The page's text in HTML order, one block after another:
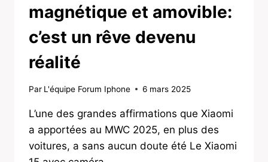
magnétique et amovible:
c’est un rêve devenu
réalité
Par L'équipe Forum Iphone 6 mars 2025
L’une des grandes affirmations que Xiaomi
a apportées au MWC 2025, en plus des
voitures, a sans aucun doute été Le Xiaomi